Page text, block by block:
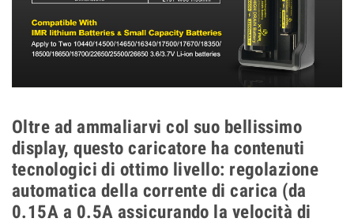
Oltre ad ammaliarvi col suo bellissimo
display, questo caricatore ha contenuti
tecnologici di ottimo livello: regolazione
automatica della corrente di carica (da
0.15A a 0.5A assicurando la velocità di